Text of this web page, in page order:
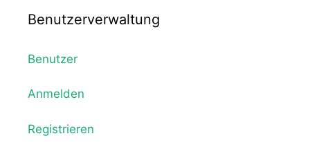
Benutzerverwaltung
Benutzer
Anmelden
Registrieren